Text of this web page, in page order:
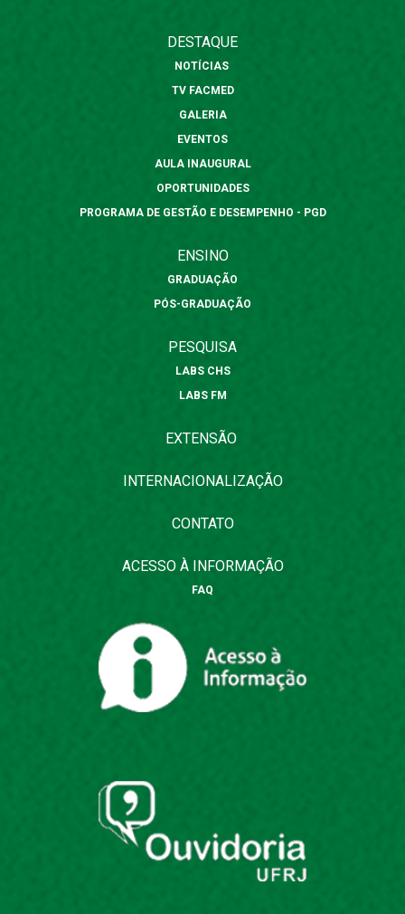
DESTAQUE
NOTÍCIAS
TV FACMED
GALERIA
EVENTOS
AULA INAUGURAL
OPORTUNIDADES
PROGRAMA DE GESTÃO E DESEMPENHO - PGD
ENSINO
GRADUAÇÃO
PÓS-GRADUAÇÃO
PESQUISA
LABS CHS
LABS FM
EXTENSÃO
INTERNACIONALIZAÇÃO
CONTATO
ACESSO À INFORMAÇÃO
FAQ